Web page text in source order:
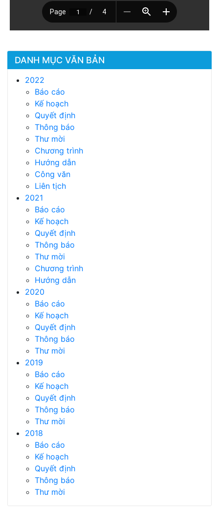
DANH MỤC VĂN BẢN
2022
Báo cáo
Kế hoạch
Quyết định
Thông báo
Thư mời
Chương trình
Hướng dẫn
Công văn
Liên tịch
2021
Báo cáo
Kế hoạch
Quyết định
Thông báo
Thư mời
Chương trình
Hướng dẫn
2020
Báo cáo
Kế hoạch
Quyết định
Thông báo
Thư mời
2019
Báo cáo
Kế hoạch
Quyết định
Thông báo
Thư mời
2018
Báo cáo
Kế hoạch
Quyết định
Thông báo
Thư mời